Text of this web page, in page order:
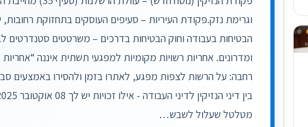
וגרימת נזק.פקודת העיריות – סעיפים העוסקים בתחזוקת רחובות,
הבטיחות בעבודה וחוק הבטיחות בדרכים – משרטטים סטנדרטים
ומדרונים. אחריות רשויות מקומיות למפגעי תשתית איננה
רחבה: על הרשות לצפות מפגע, לאתרו בזמן ולהסירו באמצעים
מטלטל שעלול לשבש…